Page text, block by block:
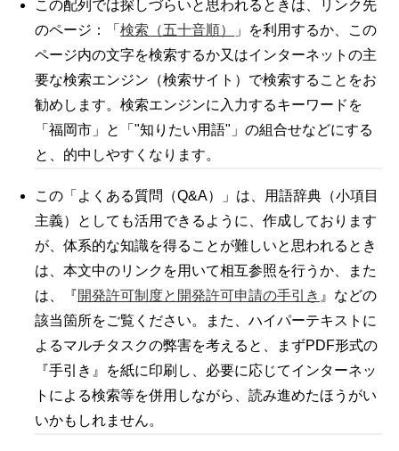
この配列では探しづらいと思われるときは、リンク先
のページ：「検索（五十音順）
」を利用するか、この
ページ内の文字を検索するか又はインターネットの主
要な検索エンジン（検索サイト）で検索することをお
勧めします。検索エンジンに入力するキーワードを
「福岡市」と「"知りたい用語"」の組合せなどにする
と、的中しやすくなります。
この「よくある質問（Q&A）」は、用語辞典（小項目
主義）としても活用できるように、作成しております
が、体系的な知識を得ることが難しいと思われるとき
は、本文中のリンクを用いて相互参照を行うか、また
は、『開発許可制度と開発許可申請の手引き 』などの
該当箇所をご覧ください。また、ハイパーテキストに
よるマルチタスクの弊害を考えると、まずPDF形式の
『手引き』を紙に印刷し、必要に応じてインターネッ
トによる検索等を併用しながら、読み進めたほうがい
いかもしれません。